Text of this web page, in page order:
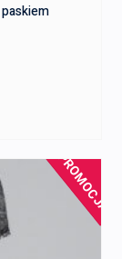
PROMOCJA!